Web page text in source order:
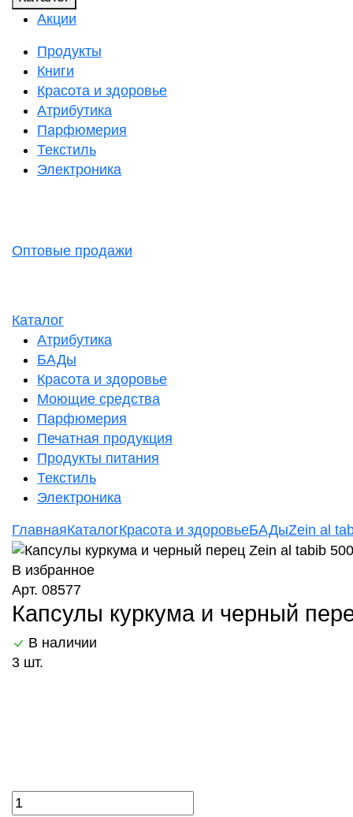
Акции
Продукты
Книги
Красота и здоровье
Атрибутика
Парфюмерия
Текстиль
Электроника
Оптовые продажи
Каталог
Атрибутика
БАДы
Красота и здоровье
Моющие средства
Парфюмерия
Печатная продукция
Продукты питания
Текстиль
Электроника
ГлавнаяКаталогКрасота и здоровьеБАДыZein al
В избранное
Арт. 08577
Капсулы куркума и черный
В наличии
3 шт.